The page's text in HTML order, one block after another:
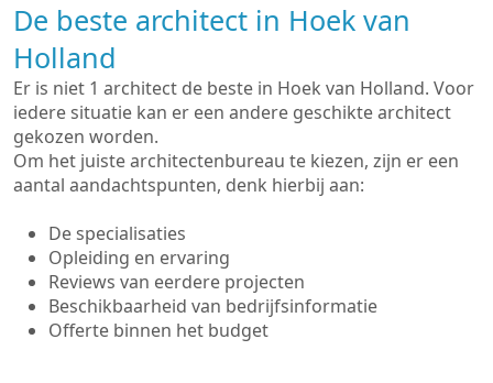
De beste architect in Hoek van
Holland
Er is niet 1 architect de beste in Hoek van Holland. Voor
iedere situatie kan er een andere geschikte architect
gekozen worden.
Om het juiste architectenbureau te kiezen, zijn er een
aantal aandachtspunten, denk hierbij aan:
De specialisaties
Opleiding en ervaring
Reviews van eerdere projecten
Beschikbaarheid van bedrijfsinformatie
Offerte binnen het budget